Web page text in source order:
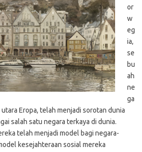
or
w
eg
ia,
se
bu
ah
ne
ga
Eropa, telah menjadi sorotan dunia
salah satu negara terkaya di dunia.
telah menjadi model bagi negara-
kesejahteraan sosial mereka